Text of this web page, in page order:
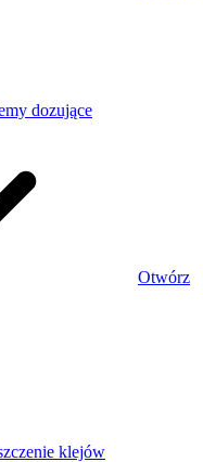
dozujące
Otwórz
klejów